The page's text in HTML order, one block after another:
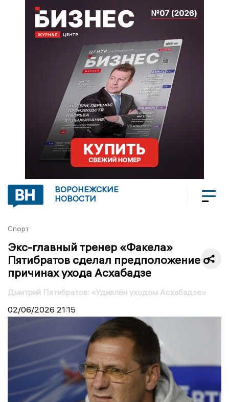
ВОРОНЕЖСКИЕ
НОВОСТИ
Спорт
Экс-главный тренер «Факела»
Пятибратов сделал предположение о
причинах ухода Асхабадзе
Дмитрий Пятибратов: «Удивлён уходом Асхабадзе»
02/06/2026 21:15